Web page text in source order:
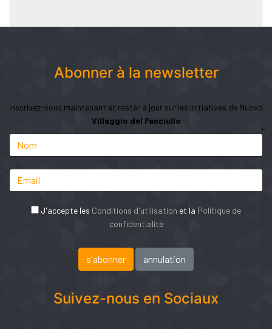
Abonner à la newsletter
Inscrivez-vous maintenant et rester à jour sur les initiatives de Nuovo
Villaggio del Fanciullo
J'accepte les Conditions d'utilisation et la Politique de
confidentialité
Suivez-nous en Sociaux